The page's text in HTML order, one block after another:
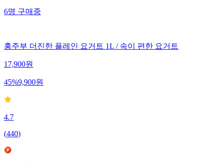
6명구매중
홍주부 더진한 플레인 요거트 1L / 속이 편한 요거트
17,900원
45%9,900원
4.7
(440)